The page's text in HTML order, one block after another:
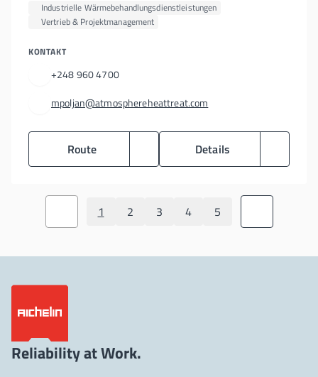
Industrielle Wärmebehandlungsdienstleistungen
Vertrieb & Projektmanagement
KONTAKT
+248 960 4700
mpoljan@atmosphereheattreat.com
Route Details
1 2 3 4 5
Reliability at Work.